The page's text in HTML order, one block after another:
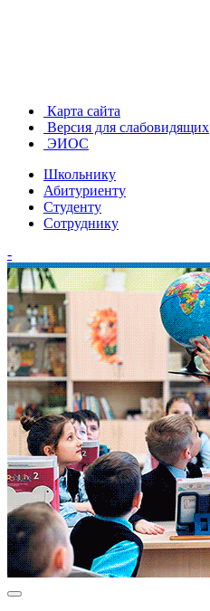
Карта сайта
Версия для слабовидящих
ЭИОС
Школьнику
Абитуриенту
Студенту
Сотруднику
-